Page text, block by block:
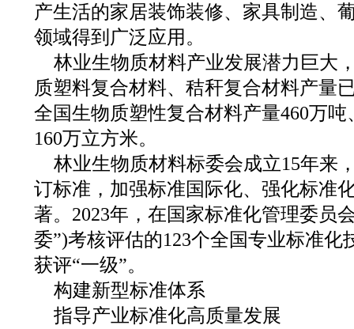
产生活的家居装饰装修、家具制造、
领域得到广泛应用。
林业生物质材料产业发展潜力巨大
质塑料复合材料、秸秆复合材料产量
全国生物质塑性复合材料产量460万
160万立方米。
林业生物质材料标委会成立15年来
订标准，加强标准国际化、强化标准
著。2023年，在国家标准化管理委员
委”)考核评估的123个全国专业标准化
获评“一级”。
构建新型标准体系
指导产业标准化高质量发展